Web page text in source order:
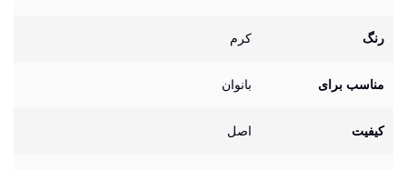
رنگ کرم
مناسب برای بانوان
کیفیت اصل